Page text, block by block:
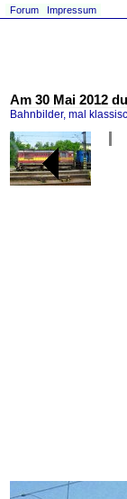
Forum Impressum
Am 30 Mai 2012
Bahnbilder, mal